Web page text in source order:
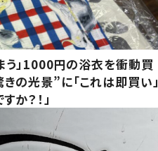
う」1000円の浴衣を衝動買
の光景”に「これは即買い」
か？！」